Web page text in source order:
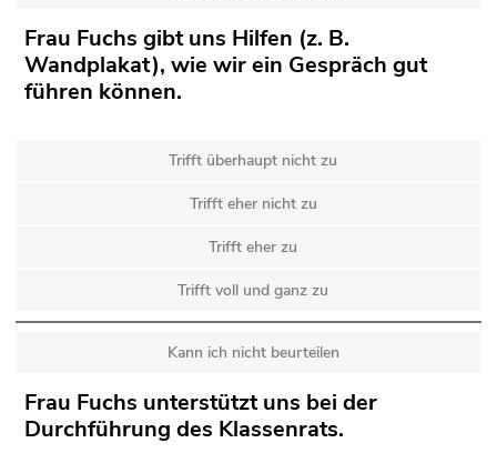
Frau Fuchs gibt uns Hilfen (z. B.
Wandplakat), wie wir ein Gespräch gut
führen können.
Trifft überhaupt nicht zu
Trifft eher nicht zu
Trifft eher zu
Trifft voll und ganz zu
Kann ich nicht beurteilen
Frau Fuchs unterstützt uns bei der
Durchführung des Klassenrats.